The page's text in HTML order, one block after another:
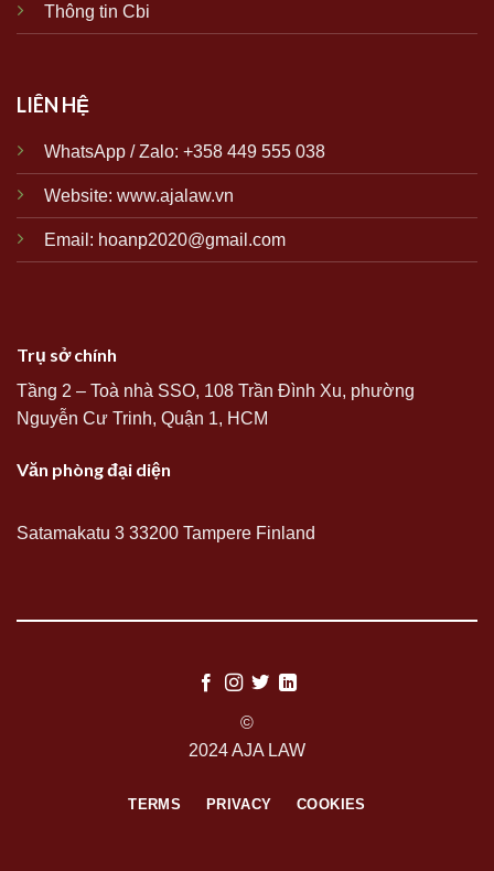
Thông tin Cbi
LIÊN HỆ
WhatsApp / Zalo: +358 449 555 038
Website: www.ajalaw.vn
Email: hoanp2020@gmail.com
Trụ sở chính
Tầng 2 – Toà nhà SSO, 108 Trần Đình Xu, phường
Nguyễn Cư Trinh, Quận 1, HCM
Văn phòng đại diện
Satamakatu 3 33200 Tampere Finland
©
2024 AJA LAW
TERMS PRIVACY COOKIES